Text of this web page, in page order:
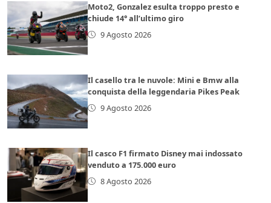
Moto2, Gonzalez esulta troppo presto e
chiude 14° all’ultimo giro
9 Agosto 2026
Il casello tra le nuvole: Mini e Bmw alla
conquista della leggendaria Pikes Peak
9 Agosto 2026
Il casco F1 firmato Disney mai indossato
venduto a 175.000 euro
8 Agosto 2026